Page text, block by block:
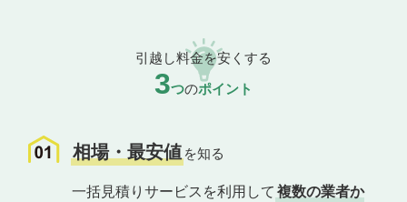
引越し料金を安くする
3つのポイント
相場・最安値 を知る
一括見積りサービスを利用して 複数の業者か